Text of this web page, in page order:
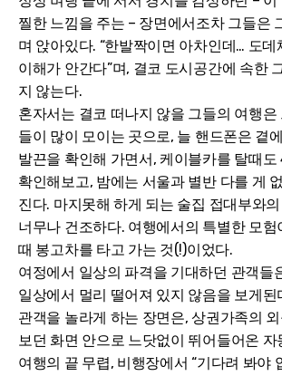
찔한 느낌을 주는 – 장면에서조차 그들은
며 앉아있다. “한발짝이면 아차인데… 도데
이해가 안간다”며, 결코 도시공간에 속한
지 않는다.
혼자서는 결코 떠나지 않을 그들의 여행은
들이 많이 모이는 곳으로, 늘 핸드폰은 곁
발끈을 확인해 가면서, 케이블카를 탈때
확인해보고, 밤에는 서울과 별반 다를 게
진다. 마지못해 하게 되는 술집 접대부와
너무나 건조하다. 여행에서의 특별한 모
때 봉고차를 타고 가는 것(!)이었다.
여정에서 일상의 파격을 기대하던 관객들
일상에서 멀리 떨어져 있지 않음을 보게
관객을 놀라게 하는 장면은, 상권가족의
보던 화면 안으로 느닷없이 뛰어들어온 자
여행의 끝 무렵, 비행장에서 “기다려 봐야